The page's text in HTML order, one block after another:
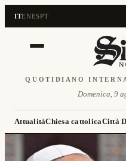
ITENESPT
QUOTIDIANO
Domenica, 9
AttualitàChiesa cattolicaCittà